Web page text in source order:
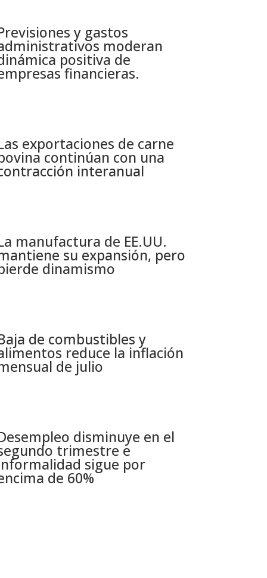
y gastos
moderan
positiva de
financieras​.
exportaciones de carne
continúan con una
interanual
manufactura de EE.UU.
su expansión, pero
dinamismo
de combustibles y
reduce la inflación
de julio​
disminuye en el
trimestre e
sigue por
de 60%